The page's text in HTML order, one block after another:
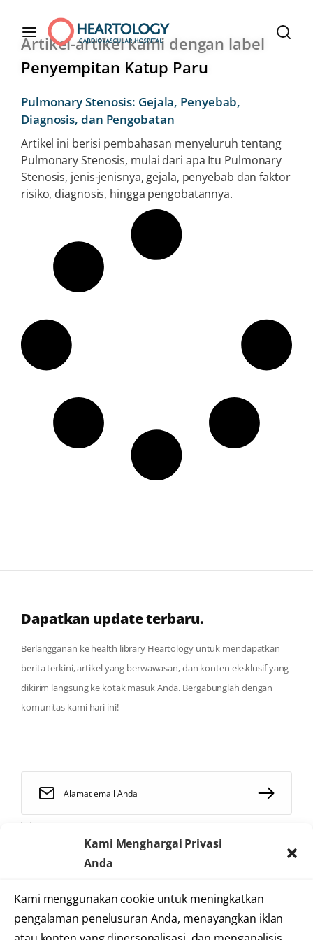
Kami Menghargai Privasi
Anda
Kami menggunakan cookie untuk meningkatkan
pengalaman penelusuran Anda, menayangkan iklan
Artikel-artikel kami dengan label
Penyempitan Katup Paru
Pulmonary Stenosis: Gejala, Penyebab,
Diagnosis, dan Pengobatan
Artikel ini berisi pembahasan menyeluruh tentang
Pulmonary Stenosis, mulai dari apa Itu Pulmonary
Stenosis, jenis-jenisnya, gejala, penyebab dan faktor
risiko, diagnosis, hingga pengobatannya.
Dapatkan update terbaru.
Berlangganan ke health library Heartology untuk mendapatkan
berita terkini, artikel yang berwawasan, dan konten eksklusif yang
dikirim langsung ke kotak masuk Anda. Bergabunglah dengan
komunitas kami hari ini!
2025 © Heartology
Cardiovascular Hospital